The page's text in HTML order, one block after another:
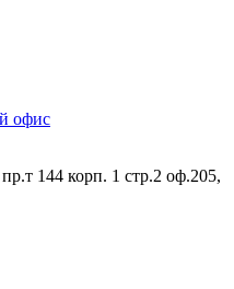
офис
144 корп. 1 стр.2 оф.205,